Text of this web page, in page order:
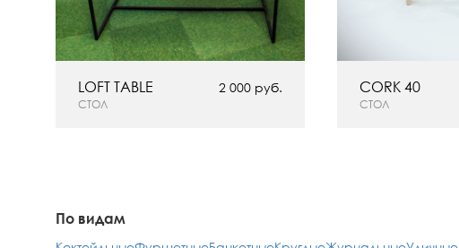
2 000 руб.
СТОЛ
LOFT TABLE
СТОЛ
CORK 40
По видам